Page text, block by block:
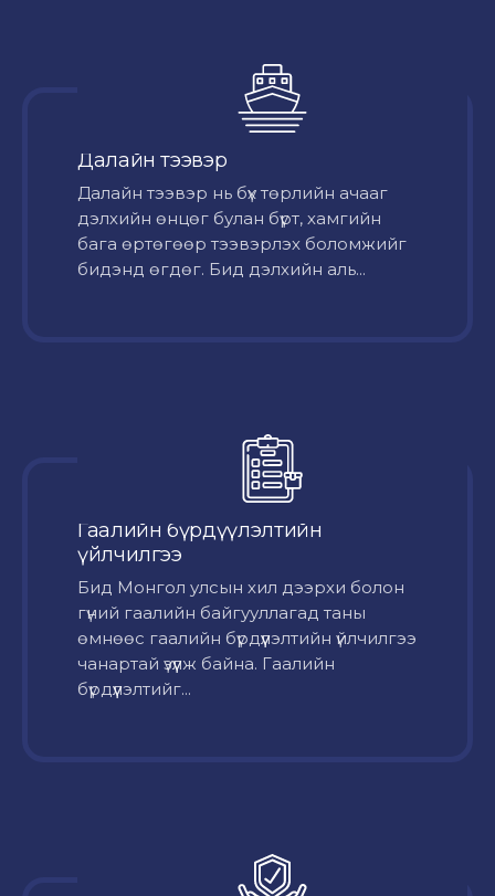
Далайн тээвэр
Далайн тээвэр нь бүх төрлийн ачааг
дэлхийн өнцөг булан бүрт, хамгийн
бага өртөгөөр тээвэрлэх боломжийг
бидэнд өгдөг. Бид дэлхийн аль...
Гаалийн бүрдүүлэлтийн
үйлчилгээ
Бид Монгол улсын хил дээрхи болон
гүний гаалийн байгууллагад таны
өмнөөс гаалийн бүрдүүлэлтийн үйлчилгээ
чанартай үзүүлж байна. Гаалийн
бүрдүүлэлтийг...